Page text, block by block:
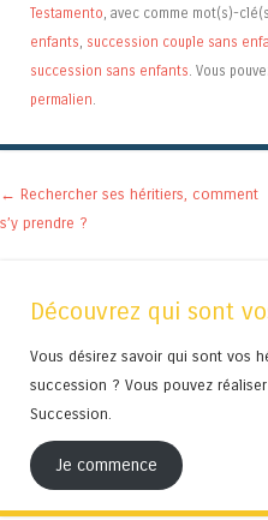
Testamento , avec comme mot(s)-
enfants succession couple sans
succession sans enfants . Vous
permalien
Navigation des
← Rechercher ses héritiers, comment
s’y prendre ?
Découvrez qui sont
Vous désirez savoir qui sont vos
succession ? Vous pouvez
Succession.
Je commence